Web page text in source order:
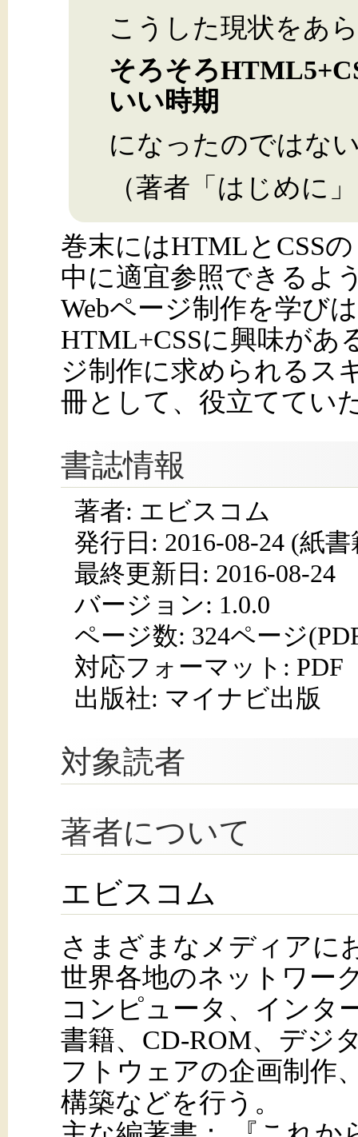
こうした現状をあ
そろそろ
いい時期
になったのではな
（著者「はじめに
巻末にはHTMLとCSS
中に適宜参照できるよ
Webページ制作を学び
HTML+CSSに興味があ
ジ制作に求められるス
冊として、役立ててい
書誌情報
著者: エビスコム
発行日: 2016-08-24(紙書
最終更新日: 2016-08-24
バージョン: 1.0.0
ページ数: 324ページ
対応フォーマット: PDF
出版社: マイナビ出版
対象読者
著者について
エビスコム
さまざまなメディアに
世界各地のネットワー
コンピュータ、インタ
書籍、CD-ROM、デジ
フトウェアの企画制作
構築などを行う。